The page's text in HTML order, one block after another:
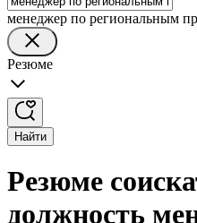
менеджер по региональным
Резюме
Найти
Резюме
должность